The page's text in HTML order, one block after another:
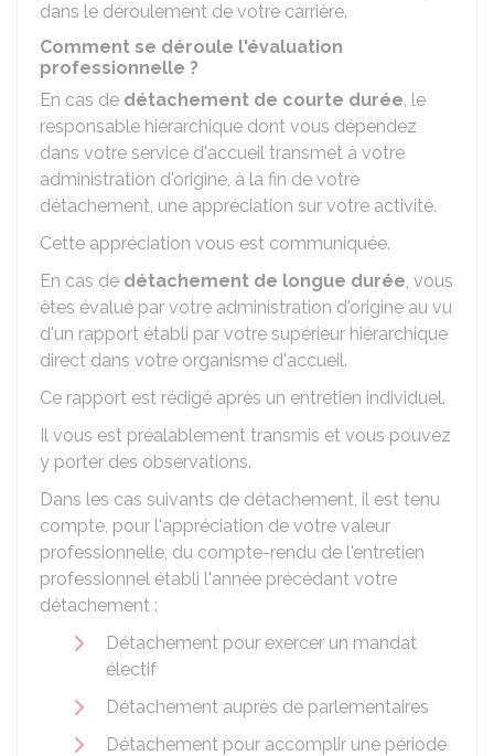
dans le déroulement de votre carrière.
Comment se déroule l'évaluation
professionnelle ?
En cas de détachement de courte durée, le
responsable hiérarchique dont vous dépendez
dans votre service d'accueil transmet à votre
administration d'origine, à la fin de votre
détachement, une appréciation sur votre activité.
Cette appréciation vous est communiquée.
En cas de détachement de longue durée, vous
êtes évalué par votre administration d'origine au vu
d'un rapport établi par votre supérieur hiérarchique
direct dans votre organisme d'accueil.
Ce rapport est rédigé après un entretien individuel.
Il vous est préalablement transmis et vous pouvez
y porter des observations.
Dans les cas suivants de détachement, il est tenu
compte, pour l'appréciation de votre valeur
professionnelle, du compte-rendu de l'entretien
professionnel établi l'année précédant votre
détachement :
Détachement pour exercer un mandat
électif
Détachement auprès de parlementaires
Détachement pour accomplir une période